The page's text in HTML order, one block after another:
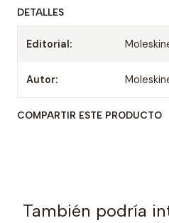
DETALLES
Editorial:
Autor:
COMPARTIR ESTE PRODUCTO
También podría